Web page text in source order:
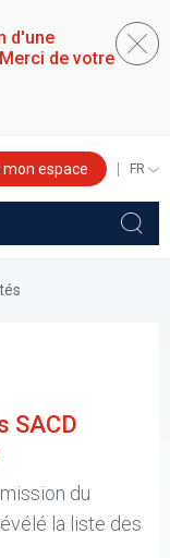
d'une
de votre
espace
YOUR
SACD
du
la liste des